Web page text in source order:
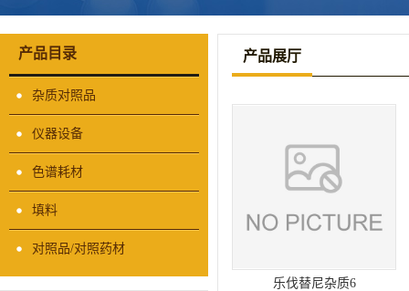
产品目录
杂质对照品
仪器设备
色谱耗材
填料
对照品/对照药材
产品展厅
乐伐替尼杂质6